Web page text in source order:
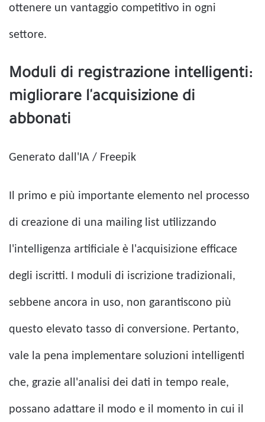
ottenere un vantaggio competitivo in ogni
settore.
Moduli di registrazione intelligenti:
migliorare l'acquisizione di
abbonati
Generato dall'IA / Freepik
Il primo e più importante elemento nel processo
di creazione di una mailing list utilizzando
l'intelligenza artificiale è l'acquisizione efficace
degli iscritti. I moduli di iscrizione tradizionali,
sebbene ancora in uso, non garantiscono più
questo elevato tasso di conversione. Pertanto,
vale la pena implementare soluzioni intelligenti
che, grazie all'analisi dei dati in tempo reale,
possano adattare il modo e il momento in cui il